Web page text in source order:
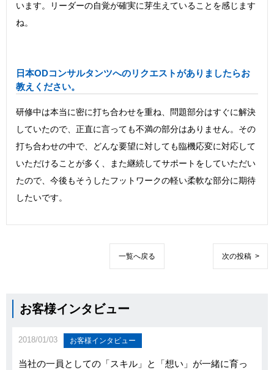
います。リーダーの自覚が確実に芽生えていることを感じます
ね。
日本ODコンサルタンツへのリクエストがありましたらお
教えください。
研修中は本当に密に打ち合わせを重ね、問題部分はすぐに解決
していたので、正直に言っても不満の部分はありません。その
打ち合わせの中で、どんな要望に対しても臨機応変に対応して
いただけることが多く、また継続してサポートをしていただい
たので、今後もそうしたフットワークの軽い柔軟な部分に期待
したいです。
一覧へ戻る 次の投稿 >
お客様インタビュー
2018/01/03 お客様インタビュー
当社の一員としての「スキル」と「想い」が一緒に育っ